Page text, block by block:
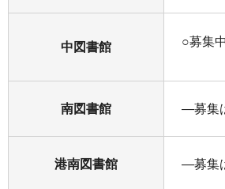
中図書館 ○募集中
南図書館 ―募集
港南図書館 ―募集